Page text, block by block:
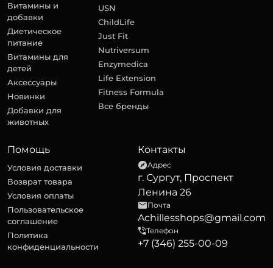
Витамины и
добавки
Диетическое
питание
Витамины для
детей
Аксессуары
Новинки
Добавки для
животных
USN
ChildLife
Just Fit
Nutriversum
Enzymedica
Life Extension
Fitness Formula
Все бренды
Помощь
Условия доставки
Возврат товара
Условия оплаты
Пользовательское
соглашение
Политика
конфиденциальности
Контакты
Адрес
г. Сургут, Проспект
Ленина 26
Почта
Achillesshops@gmail.com
Телефон
+7 (346) 255-00-09